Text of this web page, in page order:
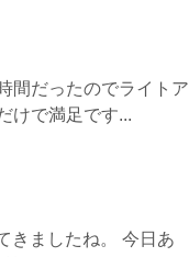
間だったのでライトア
けで満足です...
きましたね。 今日あ